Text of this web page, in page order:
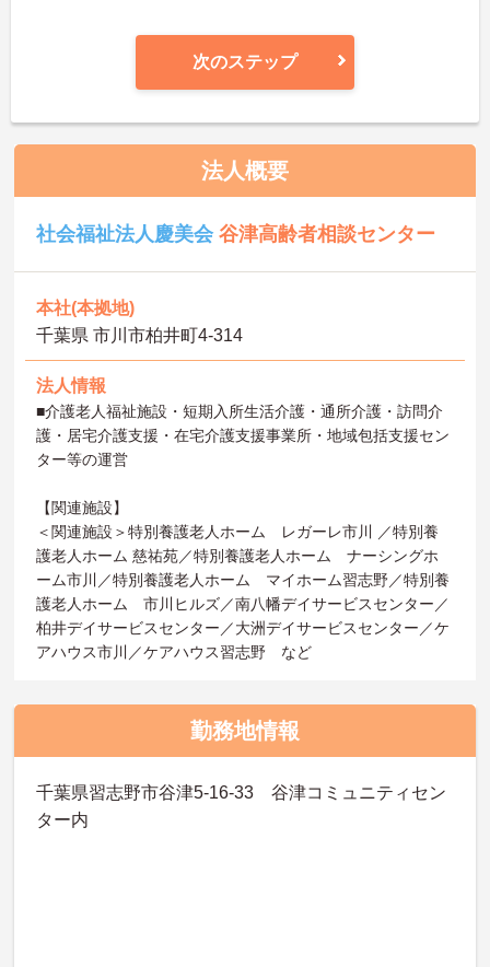
次のステップ
法人概要
社会福祉法人慶美会谷津高齢者相談センター
本社(本拠地)
千葉県 市川市柏井町4-314
法人情報
■介護老人福祉施設・短期入所生活介護・通所介護・訪問介
護・居宅介護支援・在宅介護支援事業所・地域包括支援セン
ター等の運営
【関連施設】
＜関連施設＞特別養護老人ホーム レガーレ市川 ／特別養
護老人ホーム 慈祐苑／特別養護老人ホーム ナーシングホ
ーム市川／特別養護老人ホーム マイホーム習志野／特別養
護老人ホーム 市川ヒルズ／南八幡デイサービスセンター／
柏井デイサービスセンター／大洲デイサービスセンター／ケ
アハウス市川／ケアハウス習志野 など
勤務地情報
千葉県習志野市谷津5-16-33 谷津コミュニティセン
ター内